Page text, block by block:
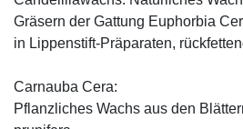
Gräsern der Gattung Euphorbia
in Lippenstift-Präparaten,
Carnauba Cera:
Pflanzliches Wachs aus den